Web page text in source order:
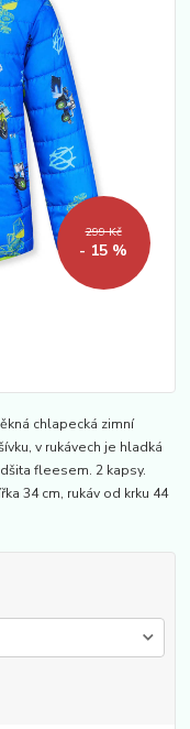
299 Kč
- 15 %
chlapecká zimní
v rukávech je hladká
fleesem. 2 kapsy.
34 cm, rukáv od krku 44